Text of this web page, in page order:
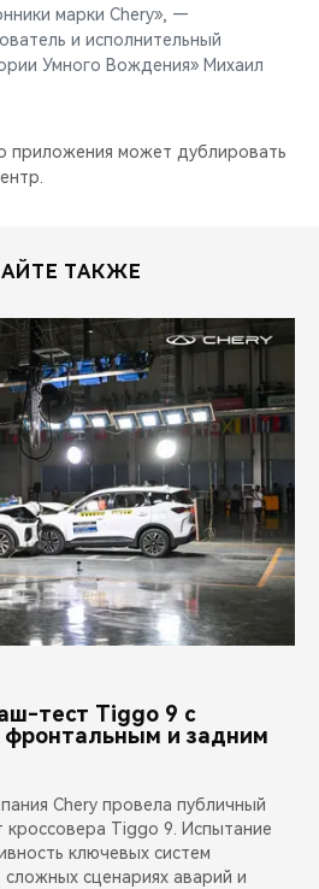
марки Chery», —
и исполнительный
Умного Вождения» Михаил
приложения может дублировать
ТАКЖЕ
тест Tiggo 9 с
и задним
Chery провела публичный
кроссовера Tiggo 9. Испытание
ключевых систем
сценариях аварий и